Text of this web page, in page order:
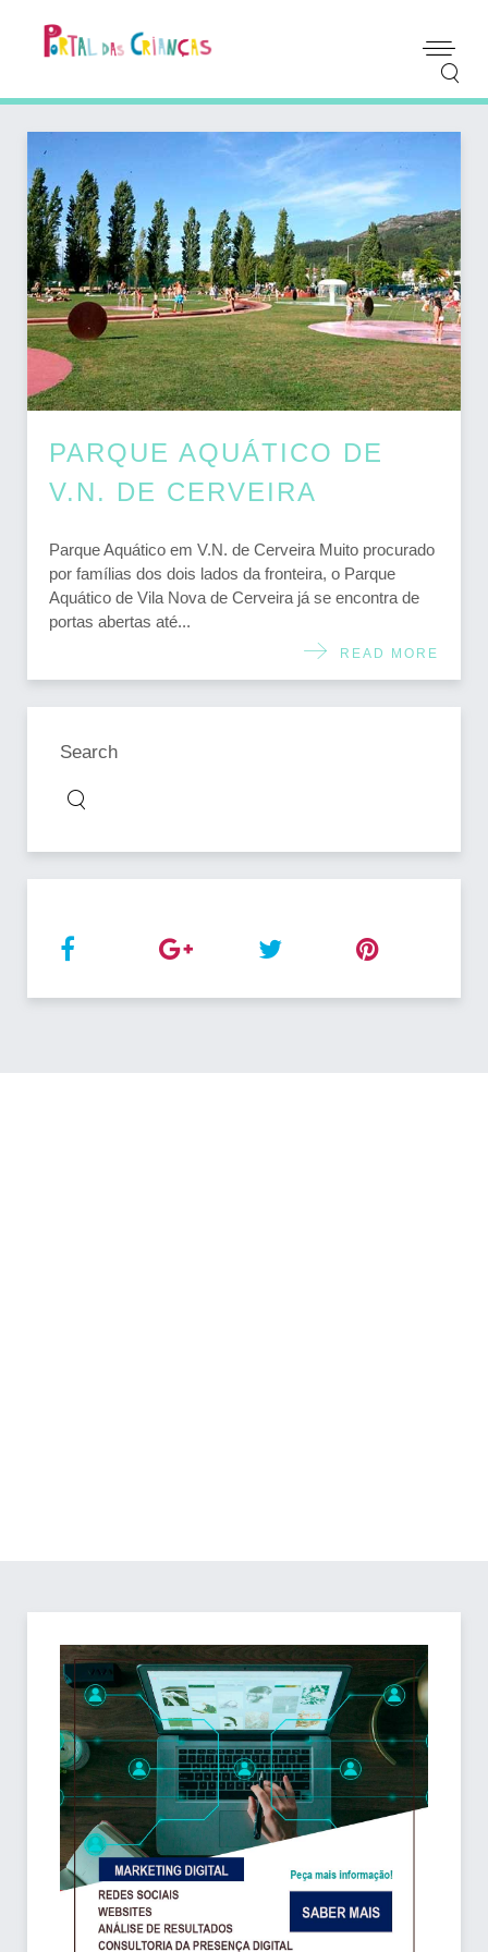
PARQUE AQUÁTICO DE
V.N. DE CERVEIRA
Parque Aquático em V.N. de Cerveira Muito procurado
por famílias dos dois lados da fronteira, o Parque
Aquático de Vila Nova de Cerveira já se encontra de
portas abertas até...
READ MORE
Search